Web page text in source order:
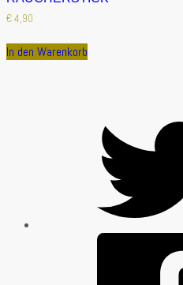
€4,90
In den Warenkorb